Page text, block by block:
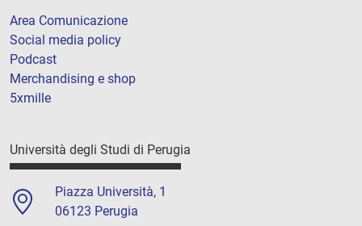
Area Comunicazione
Social media policy
Podcast
Merchandising e shop
5xmille
Università degli Studi di Perugia
Piazza Università, 1
06123 Perugia